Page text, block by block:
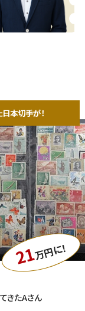
本切手が！
21万円に！
きたAさん